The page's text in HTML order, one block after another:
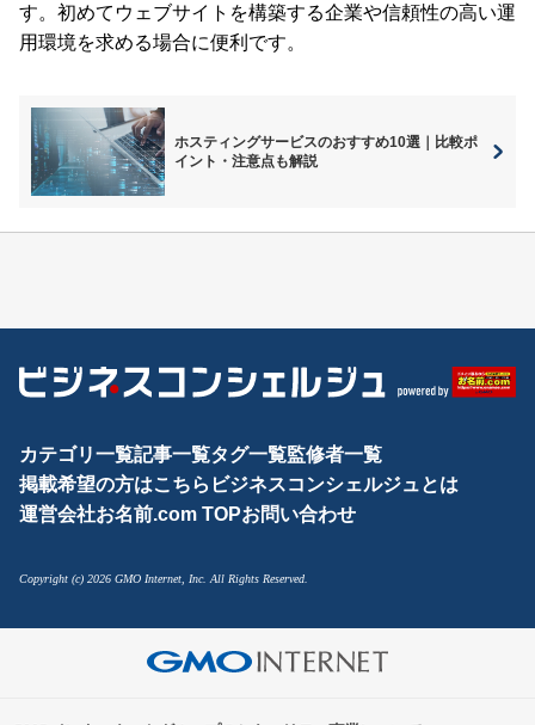
す。初めてウェブサイトを構築する企業や信頼性の高い運
用環境を求める場合に便利です。
ホスティングサービスのおすすめ10選｜比較ポ
イント・注意点も解説
カテゴリ一覧記事一覧タグ一覧監修者一覧
掲載希望の方はこちら ビジネスコンシェルジュとは
運営会社お名前.com TOPお問い合わせ
Copyright (c) 2026 GMO Internet, Inc. All Rights Reserved.